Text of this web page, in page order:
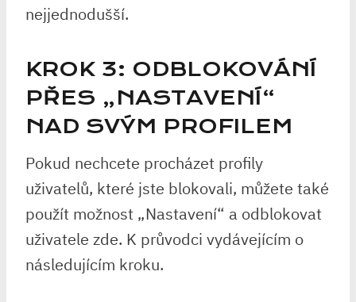
nejjednodušší.
KROK 3: ODBLOKOVÁNÍ
PŘES „NASTAVENÍ“
NAD SVÝM PROFILEM
Pokud nechcete procházet profily
uživatelů, které jste blokovali, můžete také
použít možnost „Nastavení“ a odblokovat
uživatele zde. K průvodci vydávejícím o
následujícím kroku.